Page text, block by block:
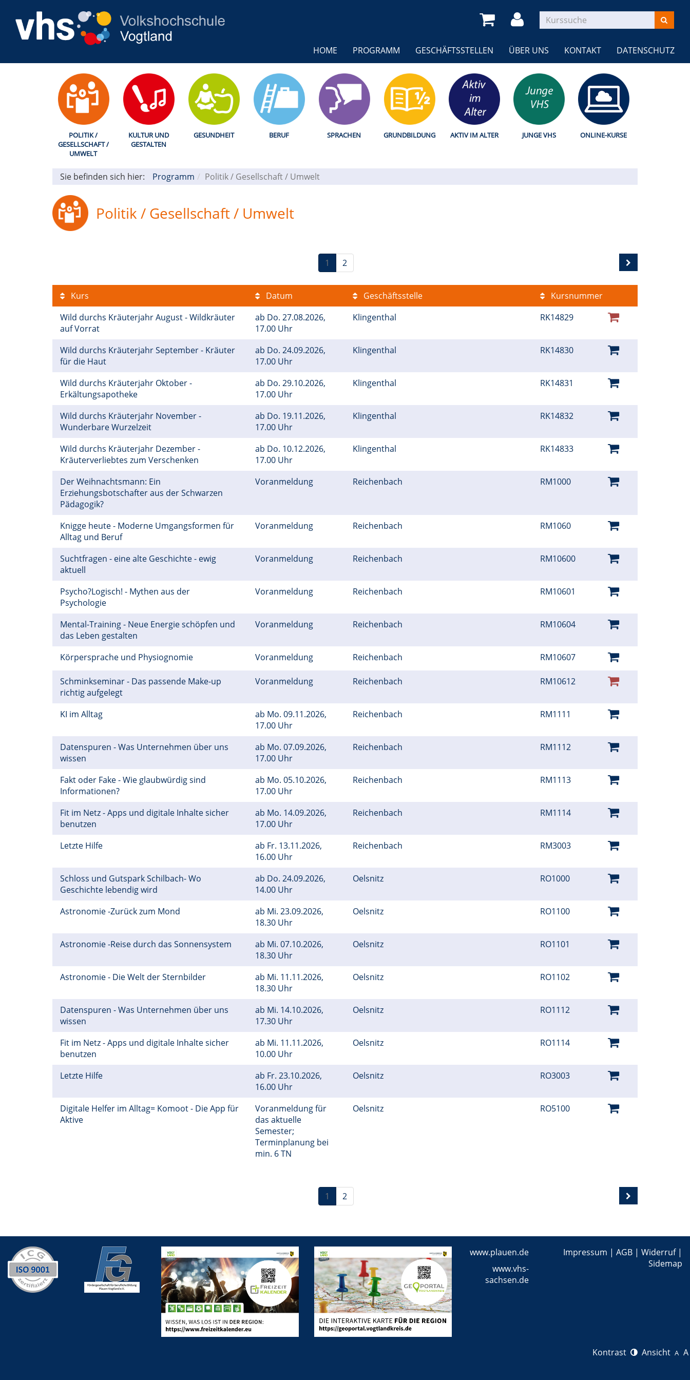
HOME PROGRAMM GESCHÄFTSSTELLEN ÜBER UNS KONTAKT DATENSCHUTZ
POLITIK /
GESELLSCHAFT /
UMWELT
KULTUR UND
GESTALTEN
GESUNDHEIT BERUF SPRACHEN GRUNDBILDUNG AKTIV IM ALTER JUNGE VHS ONLINE-KURSE
Sie befinden sich hier: Programm Politik / Gesellschaft / Umwelt
Politik / Gesellschaft / Umwelt
1 2
Kurs Datum Geschäftsstelle
Kursnummer
Wild durchs Kräuterjahr August - Wildkräuter
auf Vorrat
ab Do. 27.08.2026,
17.00 Uhr
Klingenthal RK14829
Wild durchs Kräuterjahr September - Kräuter
für die Haut
ab Do. 24.09.2026,
17.00 Uhr
Klingenthal RK14830
Wild durchs Kräuterjahr Oktober -
Erkältungsapotheke
ab Do. 29.10.2026,
17.00 Uhr
Klingenthal RK14831
Wild durchs Kräuterjahr November -
Wunderbare Wurzelzeit
ab Do. 19.11.2026,
17.00 Uhr
Klingenthal RK14832
Wild durchs Kräuterjahr Dezember -
Kräuterverliebtes zum Verschenken
ab Do. 10.12.2026,
17.00 Uhr
Klingenthal RK14833
Der Weihnachtsmann: Ein
Erziehungsbotschafter aus der Schwarzen
Pädagogik?
Voranmeldung Reichenbach RM1000
Knigge heute - Moderne Umgangsformen für
Alltag und Beruf
Voranmeldung Reichenbach RM1060
Suchtfragen - eine alte Geschichte - ewig
aktuell
Voranmeldung Reichenbach RM10600
Psycho?Logisch! - Mythen aus der
Psychologie
Voranmeldung Reichenbach RM10601
Mental-Training - Neue Energie schöpfen und
das Leben gestalten
Voranmeldung Reichenbach RM10604
Körpersprache und Physiognomie Voranmeldung Reichenbach RM10607
Schminkseminar - Das passende Make-up
richtig aufgelegt
Voranmeldung Reichenbach RM10612
KI im Alltag ab Mo. 09.11.2026,
17.00 Uhr
Reichenbach RM1111
Datenspuren - Was Unternehmen über uns
wissen
ab Mo. 07.09.2026,
17.00 Uhr
Reichenbach RM1112
Fakt oder Fake - Wie glaubwürdig sind
Informationen?
ab Mo. 05.10.2026,
17.00 Uhr
Reichenbach RM1113
Fit im Netz - Apps und digitale Inhalte sicher
benutzen
ab Mo. 14.09.2026,
17.00 Uhr
Reichenbach RM1114
Letzte Hilfe ab Fr. 13.11.2026,
16.00 Uhr
Reichenbach RM3003
Schloss und Gutspark Schilbach- Wo
Geschichte lebendig wird
ab Do. 24.09.2026,
14.00 Uhr
Oelsnitz RO1000
Astronomie -Zurück zum Mond ab Mi. 23.09.2026,
18.30 Uhr
Oelsnitz RO1100
Astronomie -Reise durch das Sonnensystem ab Mi. 07.10.2026,
18.30 Uhr
Oelsnitz RO1101
Astronomie - Die Welt der Sternbilder ab Mi. 11.11.2026,
18.30 Uhr
Oelsnitz RO1102
Datenspuren - Was Unternehmen über uns
wissen
ab Mi. 14.10.2026,
17.30 Uhr
Oelsnitz RO1112
Fit im Netz - Apps und digitale Inhalte sicher
benutzen
ab Mi. 11.11.2026,
10.00 Uhr
Oelsnitz RO1114
Letzte Hilfe ab Fr. 23.10.2026,
16.00 Uhr
Oelsnitz RO3003
Digitale Helfer im Alltag= Komoot - Die App für
Aktive
Voranmeldung für
das aktuelle
Semester;
Terminplanung bei
min. 6 TN
Oelsnitz RO5100
1 2
www.plauen.de
www.vhs-
sachsen.de
Impressum | AGB| Widerruf|
Sidemap
Kontrast Ansicht A A